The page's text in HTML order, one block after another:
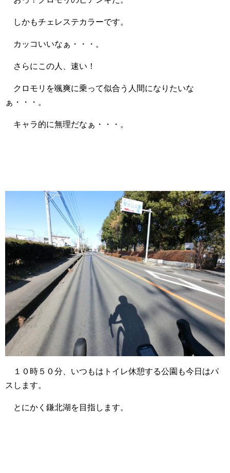
しかもチェレステカラーです。
カッコいいなぁ・・・。
さらにこの人、速い！
クロモリを颯爽に乗って似合う人間になりたいな
ぁ・・・。
キャラ的に無理だなぁ・・・。
１０時５０分、いつもはトイレ休憩する公園も今日はパ
スします。
とにかく鎌北湖を目指します。